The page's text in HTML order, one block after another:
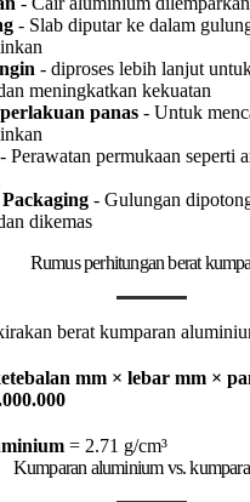
- Slab diputar ke dalam
- diproses lebih lanjut
meningkatkan kekuatan
panas - Untuk
- Perawatan permukaan seperti
- Gulungan
dikemas
Rumus perhitungan berat
berat kumparan
mm × lebar mm ×
= 2.71 g/cm³
Kumparan aluminium vs.